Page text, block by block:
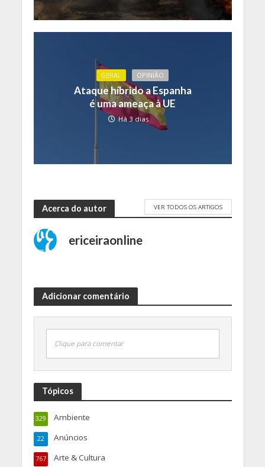
GERAL OPINIÃO
Ataque híbrido a Espanha
é uma ameaça à UE
Há 3 dias
Acerca do autor VER TODOS OS ARTIGOS
ericeiraonline
Adicionar comentário
Clique para comentar
Tópicos
Ambiente
329
Anúncios
22
Arte & Cultura
767